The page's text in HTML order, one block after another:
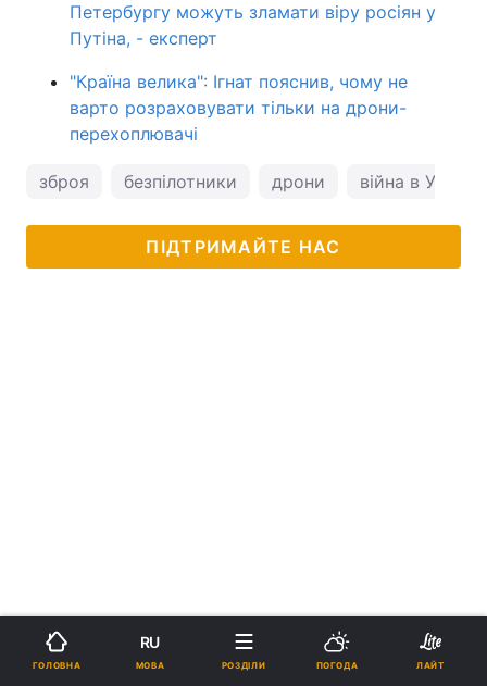
Петербургу можуть зламати віру росіян у
Путіна, - експерт
"Країна велика": Ігнат пояснив, чому не
варто розраховувати тільки на дрони-
перехоплювачі
зброя безпілотники дрони війна в Україні
ПІДТРИМАЙТЕ НАС
ГОЛОВНА
RU
МОВА РОЗДІЛИ ПОГОДА ЛАЙТ